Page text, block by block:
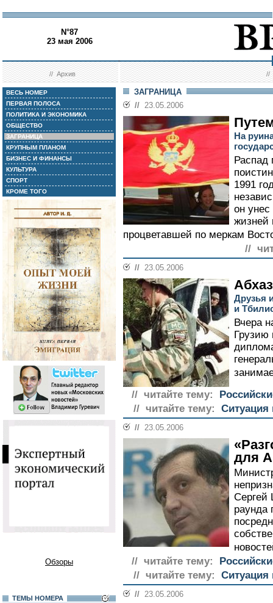
N°87
23 мая 2006
//Архив //
ВЕСЬ НОМЕР
ПЕРВАЯ ПОЛОСА
ПОЛИТИКА И ЭКОНОМИКА
ОБЩЕСТВО
ЗАГРАНИЦА
КРУПНЫМ ПЛАНОМ
БИЗНЕС И ФИНАНСЫ
КУЛЬТУРА
СПОРТ
КРОМЕ ТОГО
Обзоры
ТЕМЫ НОМЕРА
ЗАГРАНИЦА
// 23.05.2006
На
Распад
1991
он унес
жизней
процветавшей по меркам
//
// 23.05.2006
Друзья
и
Вчера
Грузию
// читайте тему:
// читайте тему:
Ситуация
// 23.05.2006
для
Сергей
раунда
// читайте тему:
// читайте тему:
Ситуация
// 23.05.2006